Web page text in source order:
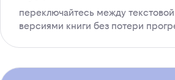
переключайтесь между
версиями книги без потери